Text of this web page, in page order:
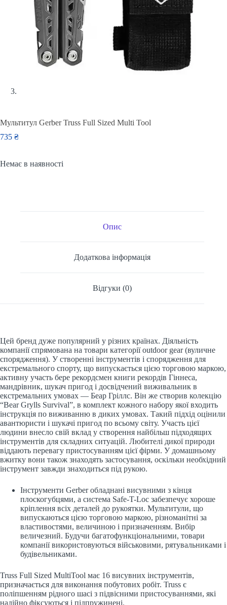
Мультитул Gerber Truss Full Sized Multi Tool
735 ₴
Немає в наявності
Опис
Додаткова інформація
Відгуки (0)
Цей бренд дуже популярний у різних країнах. Діяльність
компанії спрямована на товари категорії outdoor gear (вуличне
спорядження). У створенні інструментів і спорядження для
екстремального спорту, що випускається цією торговою маркою,
активну участь бере рекордсмен книги рекордів Гіннеса,
мандрівник, шукач пригод і досвідчений виживальник в
екстремальних умовах — Беар Гріллс. Він же створив колекцію
“Bear Grylls Survival”, в комплект кожного набору якої входить
інструкція по виживанню в диких умовах. Такий підхід оцінили
авантюристи і шукачі пригод по всьому світу. Участь цієї
людини внесло свій вклад у створення найбільш підходящих
інструментів для складних ситуацій. Любителі дикої природи
віддають перевагу пристосуванням цієї фірми. У домашньому
вжитку вони також знаходять застосування, оскільки необхідний
інструмент завжди знаходиться під рукою.
Інструменти Gerber обладнані висувними з кінця
плоскогубцями, а система Safe-T-Loc забезпечує хороше
кріплення всіх деталей до рукоятки. Мультитули, що
випускаються цією торговою маркою, різноманітні за
властивостями, величиною і призначенням. Вибір
величезний. Будучи багатофункціональними, товари
компанії використовуються військовими, рятувальниками і
будівельниками.
Truss Full Sized MultiTool має 16 висувних інструментів,
призначається для виконання побутових робіт. Truss є
поліпшенням рідного шасі з підвісними пристосуваннями, які
надійно фіксуються і підпружинені.